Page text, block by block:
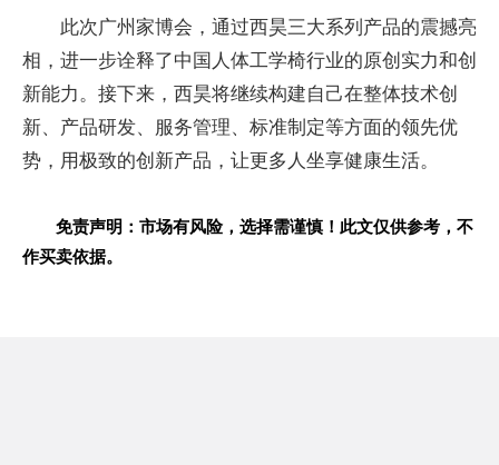
此次广州家博会，通过西昊三大系列产品的震撼亮
相，进一步诠释了中国人体工学椅行业的原创实力和创
新能力。接下来，西昊将继续构建自己在整体技术创
新、产品研发、服务管理、标准制定等方面的领先优
势，用极致的创新产品，让更多人坐享健康生活。
免责声明：市场有风险，选择需谨慎！此文仅供参考，不
作买卖依据。